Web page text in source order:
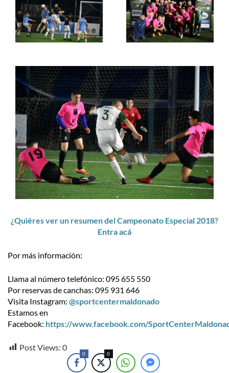
¿Quiéres ver un resumen del Campeonato Especial 2018?
Entra acá
Por más información:
Llama al número telefónico: 095 655 550
Por reservas de canchas: 095 931 646
Visita Instagram: @sportcentermaldonado
Estamos en
Facebook: https://www.facebook.com/
Post Views: 0
0 0